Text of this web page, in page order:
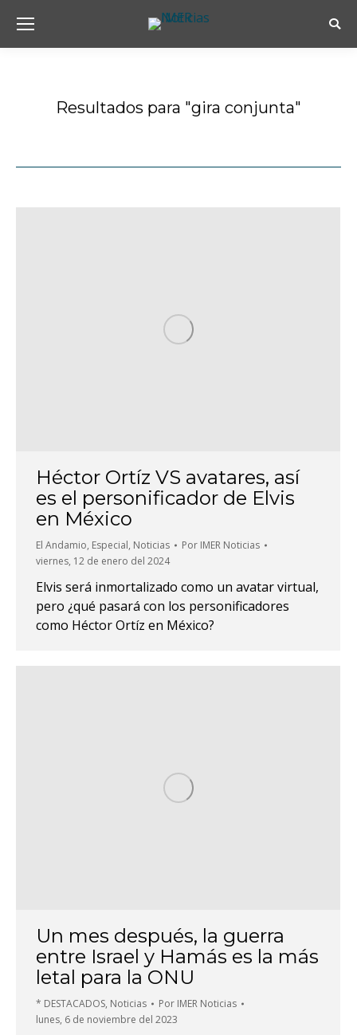
Resultados para "gira conjunta"
Héctor Ortíz VS avatares, así
es el personificador de Elvis
en México
El Andamio, Especial, Noticias Por IMER Noticias
viernes, 12 de enero del 2024
Elvis será inmortalizado como un avatar virtual,
pero ¿qué pasará con los personificadores
como Héctor Ortíz en México?
Un mes después, la guerra
entre Israel y Hamás es la más
letal para la ONU
* DESTACADOS, Noticias Por IMER Noticias
lunes, 6 de noviembre del 2023